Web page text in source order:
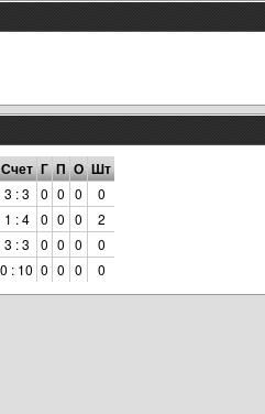
Счет Г П О Шт
3 : 3 0 0 0
0
1 : 4 0 0 0
2
3 : 3 0 0 0
0
0 : 10 0 0 0 0